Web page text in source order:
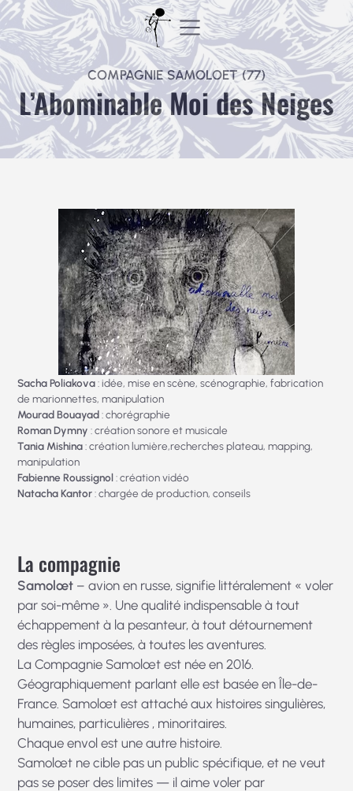
Aller
au
contenu
COMPAGNIE SAMOLOET (77)
L’Abominable Moi des Neiges
Sacha Poliakova: idée, mise en scène, scénographie, fabrication
de marionnettes, manipulation
Mourad Bouayad: chorégraphie
Roman Dymny: création sonore et musicale
Tania Mishina: création lumière,recherches plateau, mapping,
manipulation
Fabienne Roussignol: création vidéo
Natacha Kantor: chargée de production, conseils
La compagnie
Samolœt – avion en russe, signifie littéralement « voler
par soi-même ». Une qualité indispensable à tout
échappement à la pesanteur, à tout détournement
des règles imposées, à toutes les aventures.
La Compagnie Samolœt est née en 2016.
Géographiquement parlant elle est basée en Île-de-
France. Samolœt est attaché aux histoires singulières,
humaines, particulières , minoritaires.
Chaque envol est une autre histoire.
Samolœt ne cible pas un public spécifique, et ne veut
pas se poser des limites — il aime voler par